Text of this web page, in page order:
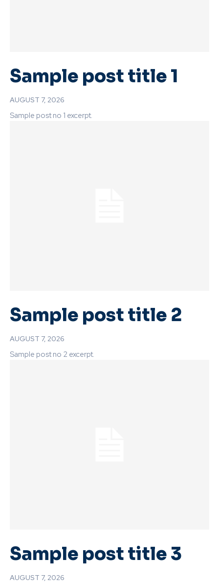
Sample post title 1
AUGUST 7, 2026
Sample post no 1 excerpt.
Sample post title 2
AUGUST 7, 2026
Sample post no 2 excerpt.
Sample post title 3
AUGUST 7, 2026